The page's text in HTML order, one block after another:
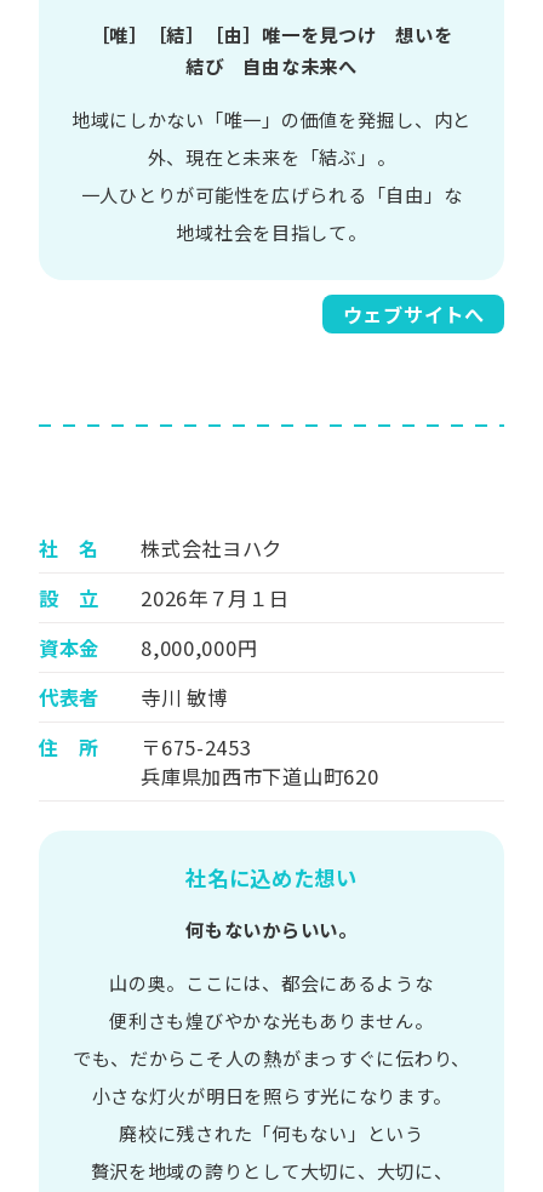
［唯］​［結］​［由］ 唯一を​見つけ 想いを​
結び 自由な​未来へ
地域に​しかない​「唯一」の​価値を​発掘し、 内と​
外、​現在と​未来を​「結ぶ」。
一人​ひとりが​可能性を​広げられる 「自由」な​
地域社会を​目指して。​
ウェブサイトへ
社 名
株式会社ヨハク
設 立
2026年７月１日
資本金
8,000,000円
代表者
寺川 敏博
住 所
〒675-2453
兵庫県加西市下道山町620
社名に込めた想い
何もないからいい。
山の​奥。​ここには、​都会に​あるような​
便利さも煌びやかな​光も​ありません。​
でも、​だから​こそ 人の​熱が​まっすぐに​伝わり、
小さな​灯火が​明日を​照らす光に​なります。
廃校に​残された​「何も​ない」と​いう​
贅沢を地域の​誇りと​して大切に、​大切に、​